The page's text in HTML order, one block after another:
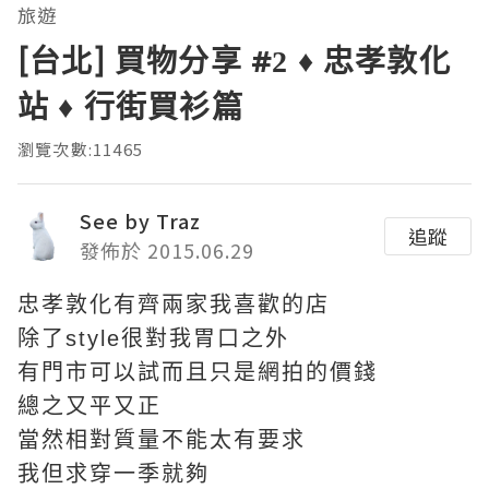
旅遊
[台北] 買物分享 #2 ♦ 忠孝敦化
站 ♦ 行街買衫篇
瀏覽次數:11465
See by Traz
發佈於 2015.06.29
追蹤
忠孝敦化有齊兩家我喜歡的店
除了style很對我胃口之外
有門市可以試而且只是網拍的價錢
總之又平又正
當然相對質量不能太有要求
我但求穿一季就夠